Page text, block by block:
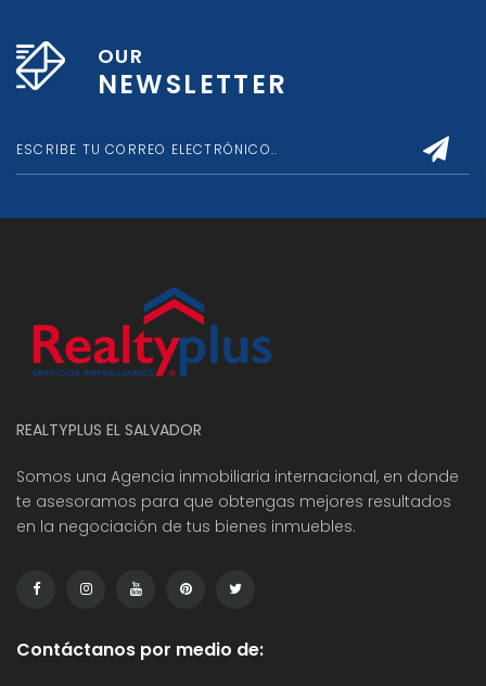
OUR
NEWSLETTER
REALTYPLUS EL SALVADOR
Somos una Agencia inmobiliaria internacional, en donde
te asesoramos para que obtengas mejores resultados
en la negociación de tus bienes inmuebles.
Contáctanos por medio de: